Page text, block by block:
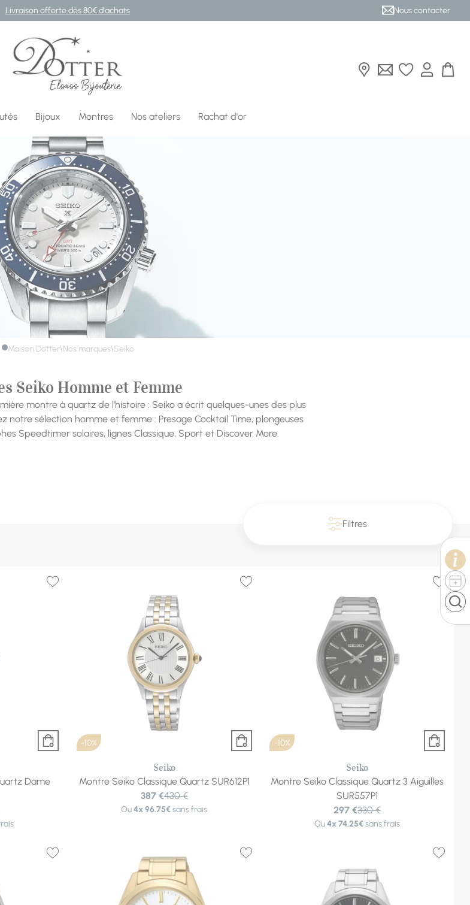
Livraison offerte dès 80€ d'achats Nous contacter
Bijouterie DOTTER
Bijoux Montres Nos ateliers Rachat d'or
Maison Dotter\Nos marques\Seiko
Seiko Homme et Femme
montre à quartz de l'histoire : Seiko a écrit quelques-unes des plus
notre sélection homme et femme : Presage Cocktail Time, plongeuses
Speedtimer solaires, lignes Classique, Sport et Discover More.
Filtres
Dame
-10%
Seiko
Montre Seiko Classique Quartz SUR612P1
387 €430 €
Ou4x 96.75€sans frais
-10%
Seiko
Montre Seiko Classique Quartz 3 Aiguilles
SUR557P1
297 €330 €
Ou4x 74.25€sans frais